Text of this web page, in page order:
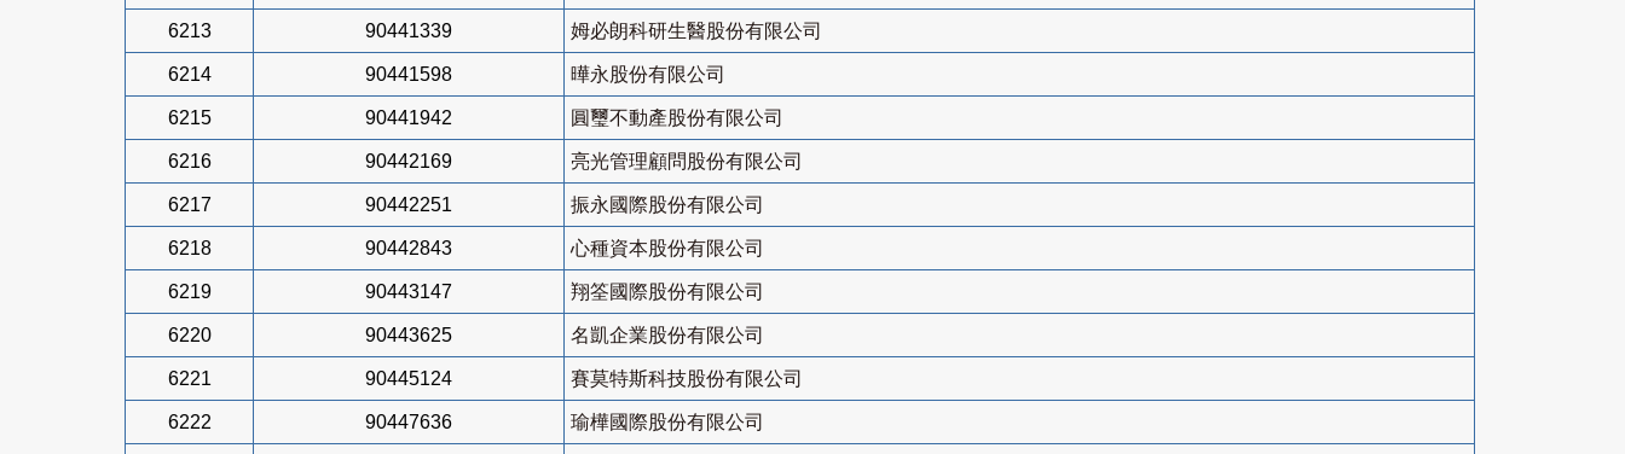
6213 90441339 姆必朗科研生醫股份有限公司
6214 90441598 曄永股份有限公司
6215 90441942 圓璽不動產股份有限公司
6216 90442169 亮光管理顧問股份有限公司
6217 90442251 振永國際股份有限公司
6218 90442843 心種資本股份有限公司
6219 90443147 翔筌國際股份有限公司
6220 90443625 名凱企業股份有限公司
6221 90445124 賽莫特斯科技股份有限公司
6222 90447636 瑜樺國際股份有限公司